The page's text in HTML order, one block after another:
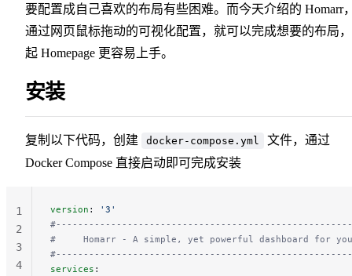
要配置成自己喜欢的布局有些困难。而今天介绍的 Homarr
通过网页鼠标拖动的可视化配置，就可以完成想要的布局
起 Homepage 更容易上手。
安装
复制以下代码，创建 docker-compose.yml
文件，通过
Docker Compose 直接启动即可完成安装
version :
'3'
#     Homarr - A simple, yet powerful dashboard for
services :
1
2
3
4